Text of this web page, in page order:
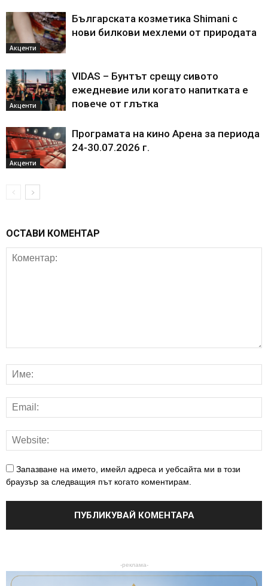
Акценти
Българската козметика Shimani с
нови билкови мехлеми от природата
Акценти
VIDAS – Бунтът срещу сивото
ежедневие или когато напитката е
повече от глътка
Акценти
Програмата на кино Арена за периода
24-30.07.2026 г.
ОСТАВИ КОМЕНТАР
Запазване на името, имейл адреса и уебсайта ми в този
браузър за следващия път когато коментирам.
-реклама-